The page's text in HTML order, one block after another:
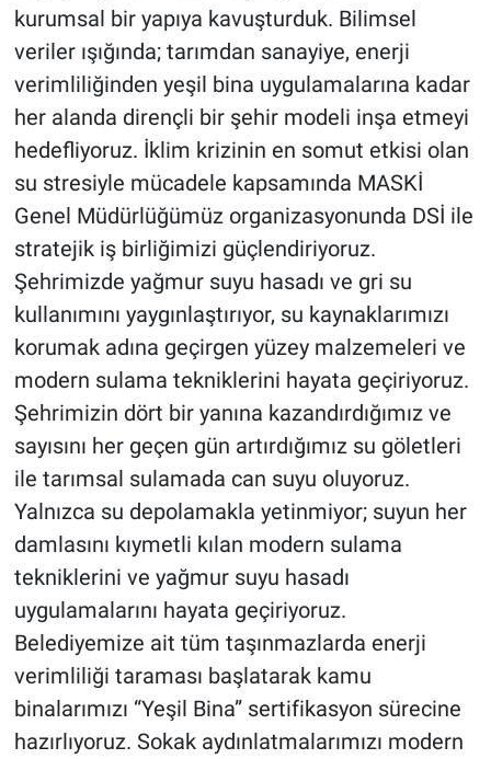
kurumsal bir yapıya kavuşturduk. Bilimsel
veriler ışığında; tarımdan sanayiye, enerji
verimliliğinden yeşil bina uygulamalarına kadar
her alanda dirençli bir şehir modeli inşa etmeyi
hedefliyoruz. İklim krizinin en somut etkisi olan
su stresiyle mücadele kapsamında MASKİ
Genel Müdürlüğümüz organizasyonunda DSİ ile
stratejik iş birliğimizi güçlendiriyoruz.
Şehrimizde yağmur suyu hasadı ve gri su
kullanımını yaygınlaştırıyor, su kaynaklarımızı
korumak adına geçirgen yüzey malzemeleri ve
modern sulama tekniklerini hayata geçiriyoruz.
Şehrimizin dört bir yanına kazandırdığımız ve
sayısını her geçen gün artırdığımız su göletleri
ile tarımsal sulamada can suyu oluyoruz.
Yalnızca su depolamakla yetinmiyor; suyun her
damlasını kıymetli kılan modern sulama
tekniklerini ve yağmur suyu hasadı
uygulamalarını hayata geçiriyoruz.
Belediyemize ait tüm taşınmazlarda enerji
verimliliği taraması başlatarak kamu
binalarımızı “Yeşil Bina” sertifikasyon sürecine
hazırlıyoruz. Sokak aydınlatmalarımızı modern